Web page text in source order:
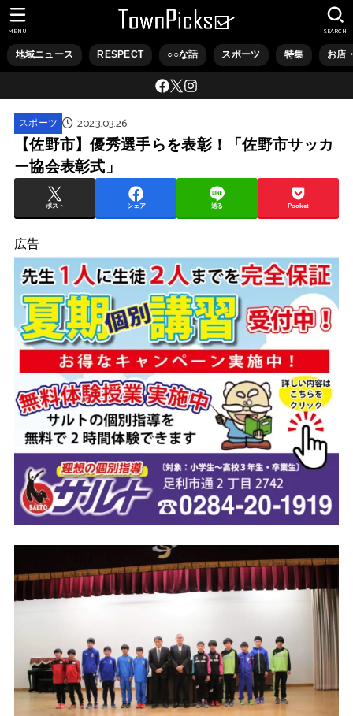
地域ニュース RESPECT ○○な話 スポーツ 特集 お店
SEARCH
MENU
スポーツ 2023.03.26
【佐野市】優秀選手らを表彰！「佐野市サッカ
ー協会表彰式」
ポスト シェア 送る Pocket
広告